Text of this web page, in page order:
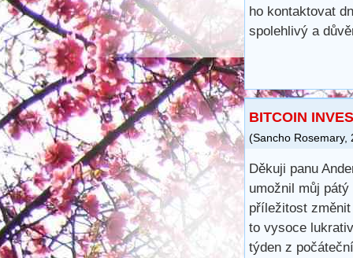
ho kontaktovat
spolehlivý a
BITCOIN
(Sancho Rosemary,
Děkuji panu
umožnil můj
příležitost
to vysoce
týden z